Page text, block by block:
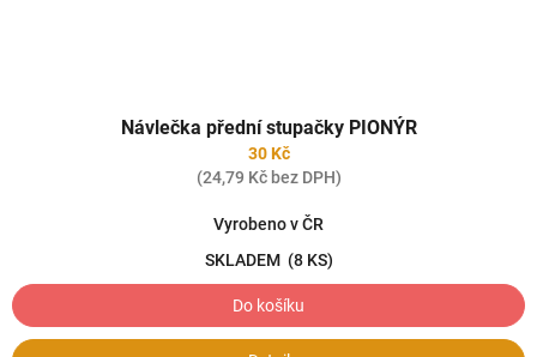
Návlečka přední stupačky PIONÝR
30 Kč
(24,79 Kč bez DPH)
Vyrobeno v ČR
SKLADEM (8 KS)
Do košíku